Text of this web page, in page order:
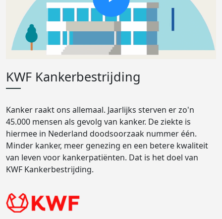
KWF Kankerbestrijding
Kanker raakt ons allemaal. Jaarlijks sterven er zo'n
45.000 mensen als gevolg van kanker. De ziekte is
hiermee in Nederland doodsoorzaak nummer één.
Minder kanker, meer genezing en een betere kwaliteit
van leven voor kankerpatiënten. Dat is het doel van
KWF Kankerbestrijding.